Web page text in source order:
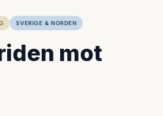
SVERIGE & NORDEN
mot